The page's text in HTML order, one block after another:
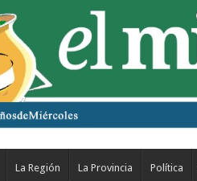
La Región La Provincia Política